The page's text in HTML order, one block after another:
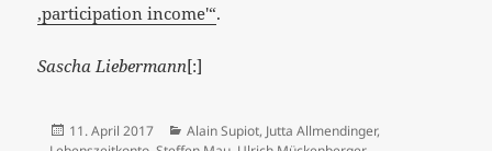
‚participation income'“.
Sascha Liebermann[:]
Veröffentlicht
11. April 2017 Kategorien
Alain Supiot, Jutta Allmendinger,